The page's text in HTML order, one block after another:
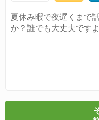
夏休み暇で夜遅くまで
か？誰でも大丈夫ですよ